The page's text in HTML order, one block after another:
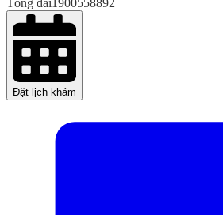
Đặt lịch khám